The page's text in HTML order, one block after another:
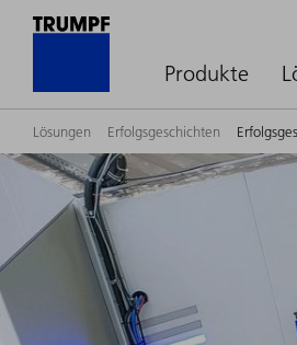
Produkte
Lösungen Erfolgsgeschichten